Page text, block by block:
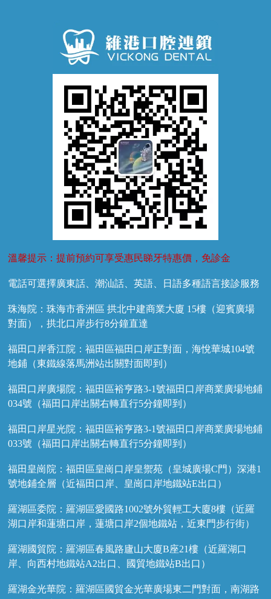
牙齦萎縮
溫馨提示：提前預約可享受惠民睇牙特惠價，免診金
電話可選擇廣東話、潮汕話、英語、日語多種語言接診服務
珠海院：珠海市香洲區 拱北中建商業大廈 15樓（迎賓廣場
對面），拱北口岸步行8分鐘直達
福田口岸香江院：福田區福田口岸正對面，海悅華城104號
地鋪（東鐵線落馬洲站出關對面即到）
福田口岸廣場院：福田區裕亨路3-1號福田口岸商業廣場地鋪
034號（福田口岸出關右轉直行5分鐘即到）
福田口岸星光院：福田區裕亨路3-1號福田口岸商業廣場地鋪
033號（福田口岸出關右轉直行5分鐘即到）
福田皇崗院：福田區皇崗口岸皇禦苑（皇城廣場C門）深港1
號地鋪全層（近福田口岸、皇崗口岸地鐵站E出口）
羅湖區委院：羅湖區愛國路1002號外貿輕工大廈8樓（近羅
湖口岸和蓮塘口岸，蓮塘口岸2個地鐵站，近東門步行街）
羅湖國貿院：羅湖區春風路廬山大廈B座21樓（近羅湖口
岸、向西村地鐵站A2出口、國貿地鐵站B出口）
羅湖金光華院：羅湖區國貿金光華廣場東二門對面，南湖路